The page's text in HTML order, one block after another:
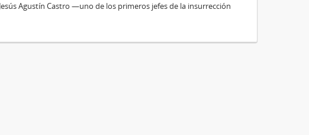
Agustín Castro —uno de los primeros jefes de la insurrección